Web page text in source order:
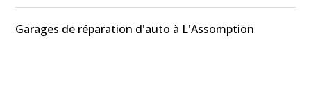
Garages de réparation d'auto à L'Assomption